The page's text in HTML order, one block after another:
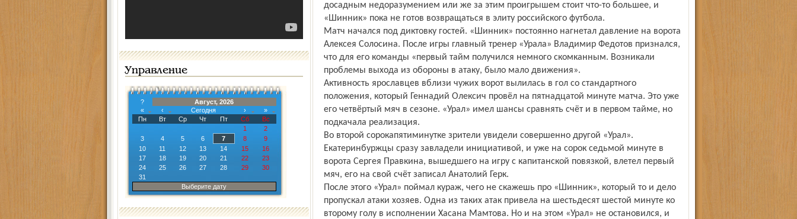
Управление
?
Август, 2026
«
‹ Сегодня ›
»
Пн
Вт Ср Чт Пт Сб
Вс
1
2
3
4 5 6 7 8
9
10
11 12 13 14 15
16
17
18 19 20 21 22
23
24
25 26 27 28 29
30
31
Выберите дату
досадным недоразумением или же за этим проигрышем стоит что-то большее, и
«Шинник» пока не готов возвращаться в элиту российского футбола.
Матч начался под диктовку гостей. «Шинник» постоянно нагнетал давление на ворота
Алексея Солосина. После игры главный тренер «Урала» Владимир Федотов признался,
что для его команды «первый тайм получился немного скомканным. Возникали
проблемы выхода из обороны в атаку, было мало движения».
Активность ярославцев вблизи чужих ворот вылилась в гол со стандартного
положения, который Геннадий Олексич провёл на пятнадцатой минуте матча. Это уже
его четвёртый мяч в сезоне. «Урал» имел шансы сравнять счёт и в первом тайме, но
подкачала реализация.
Во второй сорокапятиминутке зрители увидели совершенно другой «Урал».
Екатеринбуржцы сразу завладели инициативой, и уже на сорок седьмой минуте в
ворота Сергея Правкина, вышедшего на игру с капитанской повязкой, влетел первый
мяч, его на свой счёт записал Анатолий Герк.
После этого «Урал» поймал кураж, чего не скажешь про «Шинник», который то и дело
пропускал атаки хозяев. Одна из таких атак привела на шестьдесят шестой минуте ко
второму голу в исполнении Хасана Мамтова. Но и на этом «Урал» не остановился, и